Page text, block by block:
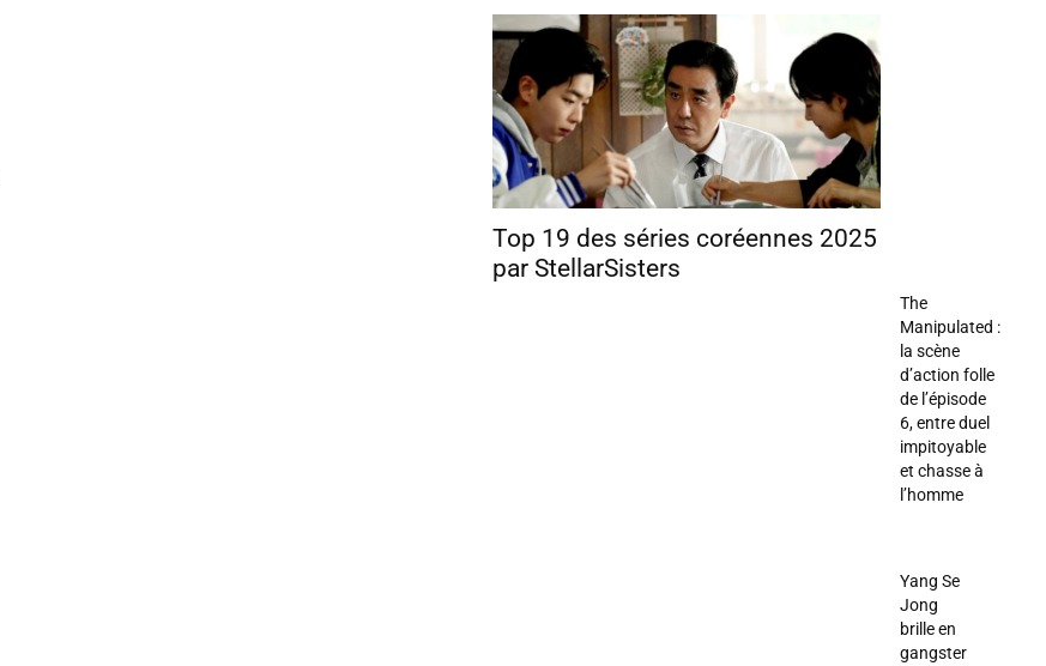
Top 19 des séries coréennes 2025
par StellarSisters
The
Manipulated :
la scène
d’action folle
de l’épisode
6, entre duel
impitoyable
et chasse à
l’homme
Yang Se
Jong
brille en
gangster